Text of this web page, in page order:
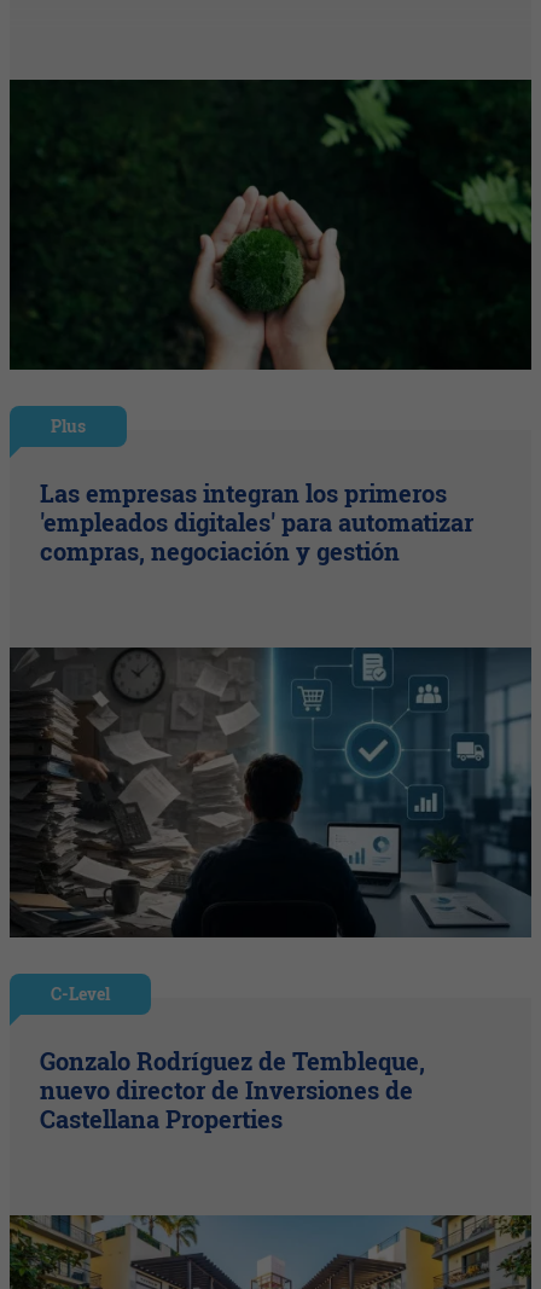
Plus
Las empresas integran los primeros
'empleados digitales' para automatizar
compras, negociación y gestión
C-Level
Gonzalo Rodríguez de Tembleque,
nuevo director de Inversiones de
Castellana Properties